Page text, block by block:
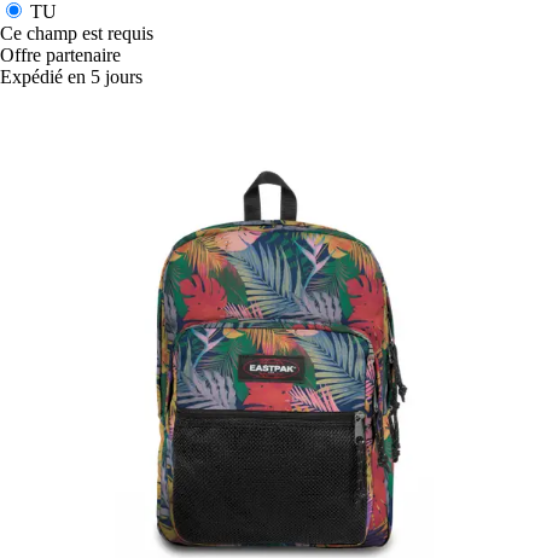
TU
Ce champ est requis
Offre partenaire
Expédié en 5 jours